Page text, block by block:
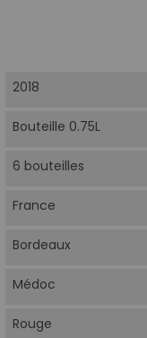
2018
Bouteille 0.75L
6 bouteilles
France
Bordeaux
Médoc
Rouge